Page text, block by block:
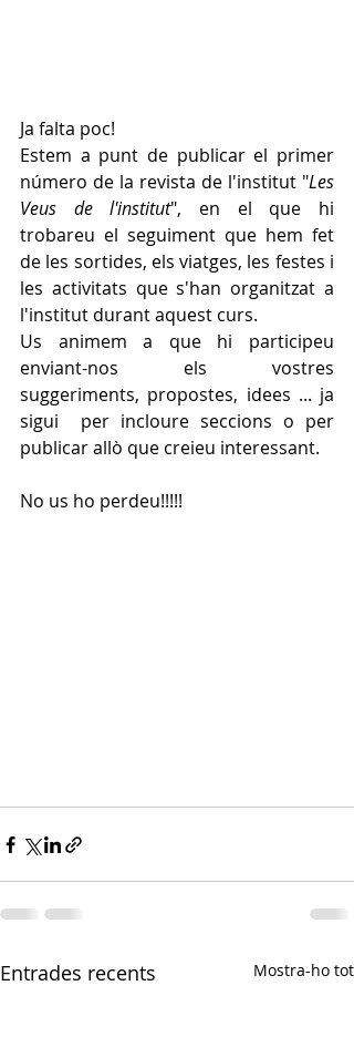
Ja falta poc!
Estem a punt de publicar el primer
número de la revista de l'institut "Les
Veus de l'institut", en el que hi
trobareu el seguiment que hem fet
de les sortides, els viatges, les festes i
les activitats que s'han organitzat a
l'institut durant aquest curs.
Us animem a que hi participeu
enviant-nos els vostres
suggeriments, propostes, idees ... ja
sigui  per incloure seccions o per
publicar allò que creieu interessant.
No us ho perdeu!!!!!
Entrades recents Mostra-ho tot